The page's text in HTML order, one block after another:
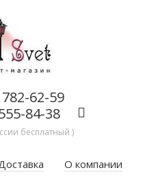
62-59
84-38
бесплатный )
О компании